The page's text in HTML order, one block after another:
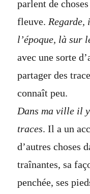
parlent de
fleuve. Regarde,
l’époque, là sur
avec une sorte
partager des
connaît peu.
Dans ma ville il
traces. Il a un
d’autres choses
traînantes, sa
penchée, ses